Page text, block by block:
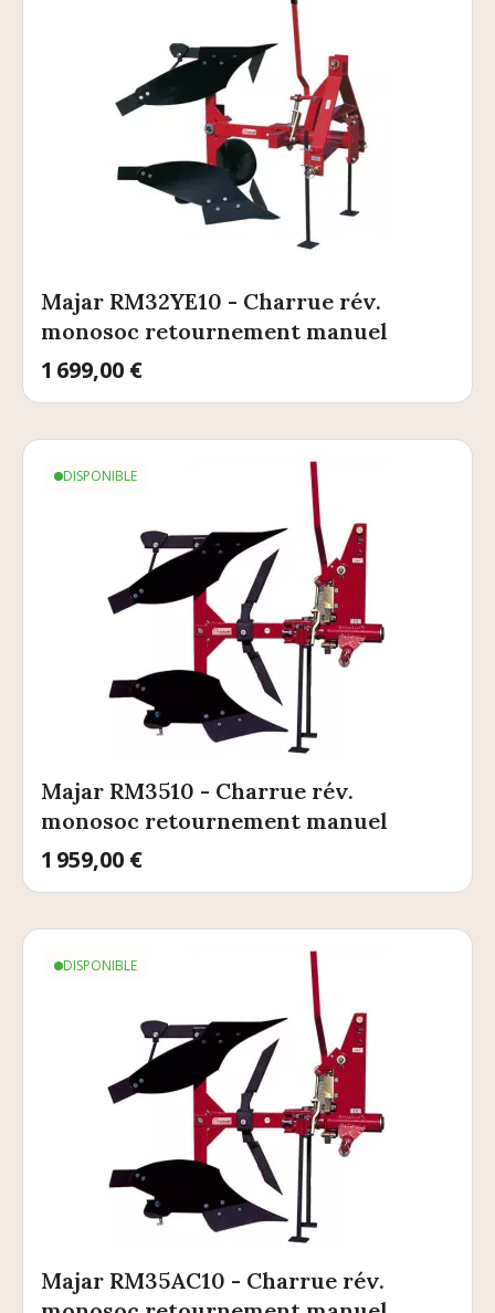
Majar RM32YE10 - Charrue rév.
monosoc retournement manuel
Prix
1 699,00 €
DISPONIBLE
Majar RM3510 - Charrue rév.
monosoc retournement manuel
Prix
1 959,00 €
DISPONIBLE
Majar RM35AC10 - Charrue rév.